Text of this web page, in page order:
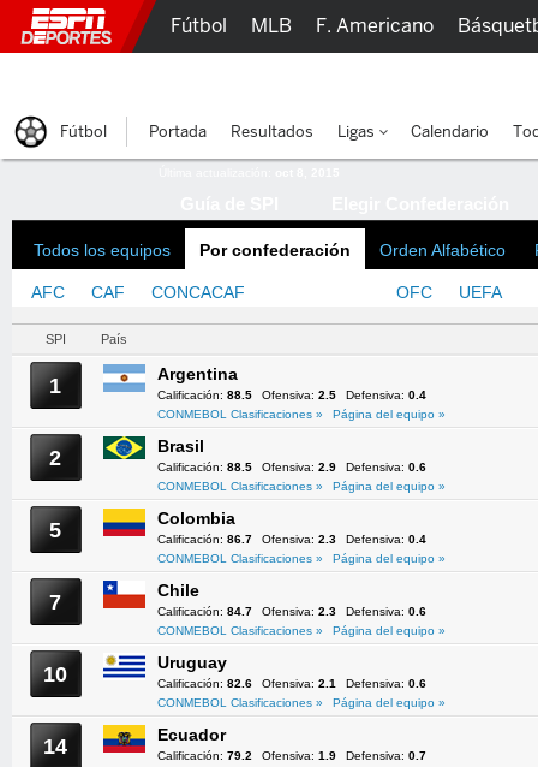
Todos los equipos Por confederación Orden Alfabético
AFC CAF CONCACAF OFC UEFA
SPI País
1 Argentina
Calificación: 88.5 Ofensiva: 2.5 Defensiva: 0.4
CONMEBOL Clasificaciones »
Página del equipo »
2 Brasil
Calificación: 88.5 Ofensiva: 2.9 Defensiva: 0.6
CONMEBOL Clasificaciones »
Página del equipo »
5 Colombia
Calificación: 86.7 Ofensiva: 2.3 Defensiva: 0.4
CONMEBOL Clasificaciones »
Página del equipo »
7 Chile
Calificación: 84.7 Ofensiva: 2.3 Defensiva: 0.6
CONMEBOL Clasificaciones »
Página del equipo »
10 Uruguay
Calificación: 82.6 Ofensiva: 2.1 Defensiva: 0.6
CONMEBOL Clasificaciones »
Página del equipo »
14 Ecuador
Calificación: 79.2 Ofensiva: 1.9 Defensiva: 0.7
Fútbol MLB F. Americano
Fútbol Portada Resultados Ligas Calendario